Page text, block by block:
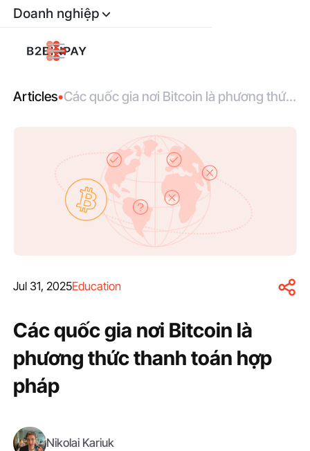
Doanh nghiệp
Articles•Các quốc gia nơi Bitcoin là phương thức
Jul 31, 2025Education
Các quốc gia nơi Bitcoin là
phương thức thanh toán hợp
pháp
Nikolai Kariuk